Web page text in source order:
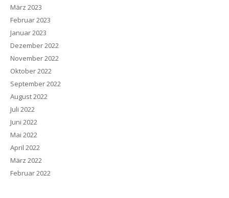
März 2023
Februar 2023
Januar 2023
Dezember 2022
November 2022
Oktober 2022
September 2022
August 2022
Juli 2022
Juni 2022
Mai 2022
April 2022
März 2022
Februar 2022